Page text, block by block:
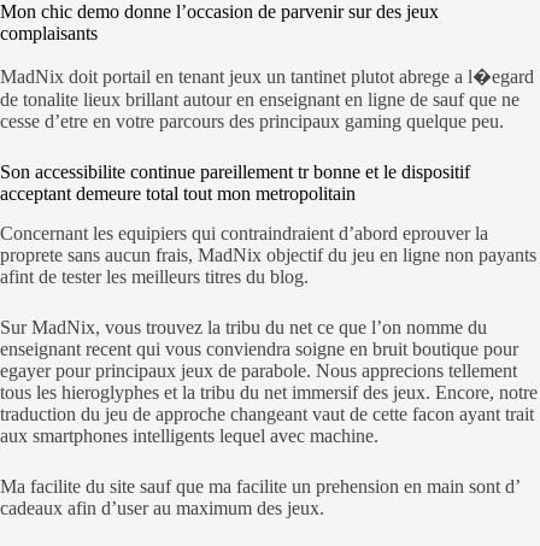
Mon chic demo donne l’occasion de parvenir sur des jeux
complaisants
MadNix doit portail en tenant jeux un tantinet plutot abrege a l�egard
de tonalite lieux brillant autour en enseignant en ligne de sauf que ne
cesse d’etre en votre parcours des principaux gaming quelque peu.
Son accessibilite continue pareillement tr bonne et le dispositif
acceptant demeure total tout mon metropolitain
Concernant les equipiers qui contraindraient d’abord eprouver la
proprete sans aucun frais, MadNix objectif du jeu en ligne non payants
afint de tester les meilleurs titres du blog.
Sur MadNix, vous trouvez la tribu du net ce que l’on nomme du
enseignant recent qui vous conviendra soigne en bruit boutique pour
egayer pour principaux jeux de parabole. Nous apprecions tellement
tous les hieroglyphes et la tribu du net immersif des jeux. Encore, notre
traduction du jeu de approche changeant vaut de cette facon ayant trait
aux smartphones intelligents lequel avec machine.
Ma facilite du site sauf que ma facilite un prehension en main sont d’
cadeaux afin d’user au maximum des jeux.